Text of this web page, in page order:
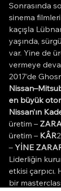
Sonrasında
sinema
kaçışla
yaşında,
var. Yine de
vermeye
2017’de
en büyük
Nissan’ın
üretim –
üretim – KÂR
– YİNE
Liderliğin
etkisi
bir